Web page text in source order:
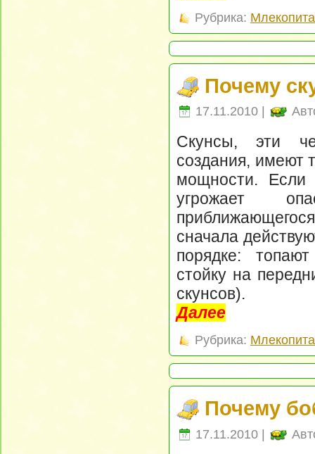
Рубрика:
Почему
17.11.2010 |
Скунсы, эти
создания, имеют
мощности.
угрожает
приближающегося
сначала
порядке:
стойку на
скунсов).
Далее
Рубрика:
Почему
17.11.2010 |